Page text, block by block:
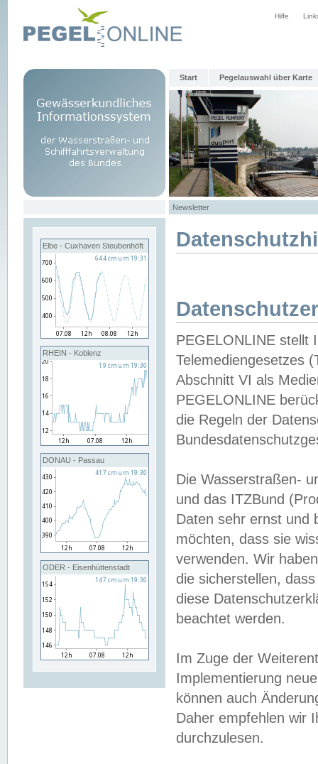
Hilfe
Start Pegelauswahl über Karte
Newsletter
Elbe - Cuxhaven Steubenhöft
RHEIN - Koblenz
DONAU - Passau
ODER - Eisenhüttenstadt
PEGELONLINE stellt
Telemediengesetzes
Abschnitt VI als
PEGELONLINE
die Regeln der
Die Wasserstraßen-
und das ITZBund
Daten sehr ernst und
möchten, dass sie
verwenden. Wir
die sicherstellen,
diese
beachtet werden.
Im Zuge der
Implementierung
können auch
Daher empfehlen wir
durchzulesen.